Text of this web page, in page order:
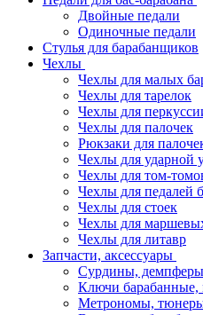
Двойные педали
Одиночные педали
Стулья для барабанщиков
Чехлы
Чехлы для малых
Чехлы для тарелок
Чехлы для
Чехлы для палочек
Рюкзаки для
Чехлы для ударной
Чехлы для том-
Чехлы для педалей
Чехлы для стоек
Чехлы для
Чехлы для литавр
Запчасти, аксессуары
Сурдины, демпферы
Ключи барабанные,
Метрономы,